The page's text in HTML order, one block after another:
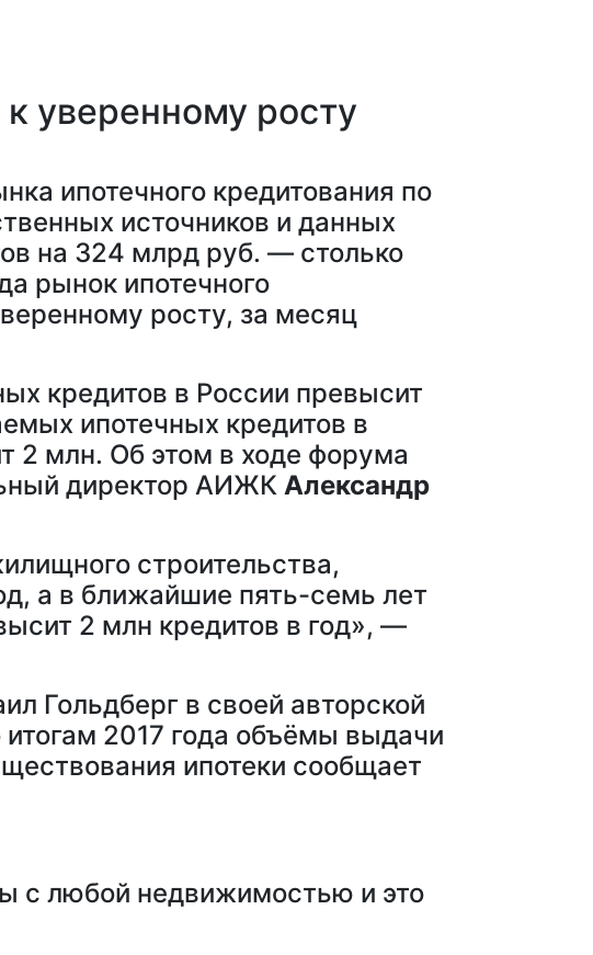
уверенному росту
ипотечного кредитования по
источников и данных
на 324 млрд руб. — столько
рынок ипотечного
росту, за месяц
кредитов в России превысит
ипотечных кредитов в
2 млн. Об этом в ходе форума
директор АИЖК Александр
строительства,
а в ближайшие пять-семь лет
2 млн кредитов в год», —
Гольдберг в своей авторской
2017 года объёмы выдачи
ипотеки сообщает
с любой недвижимостью и это